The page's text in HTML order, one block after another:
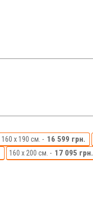
160 x 190 см. - 16 599 грн.
160 x 200 см. - 17 095 грн.